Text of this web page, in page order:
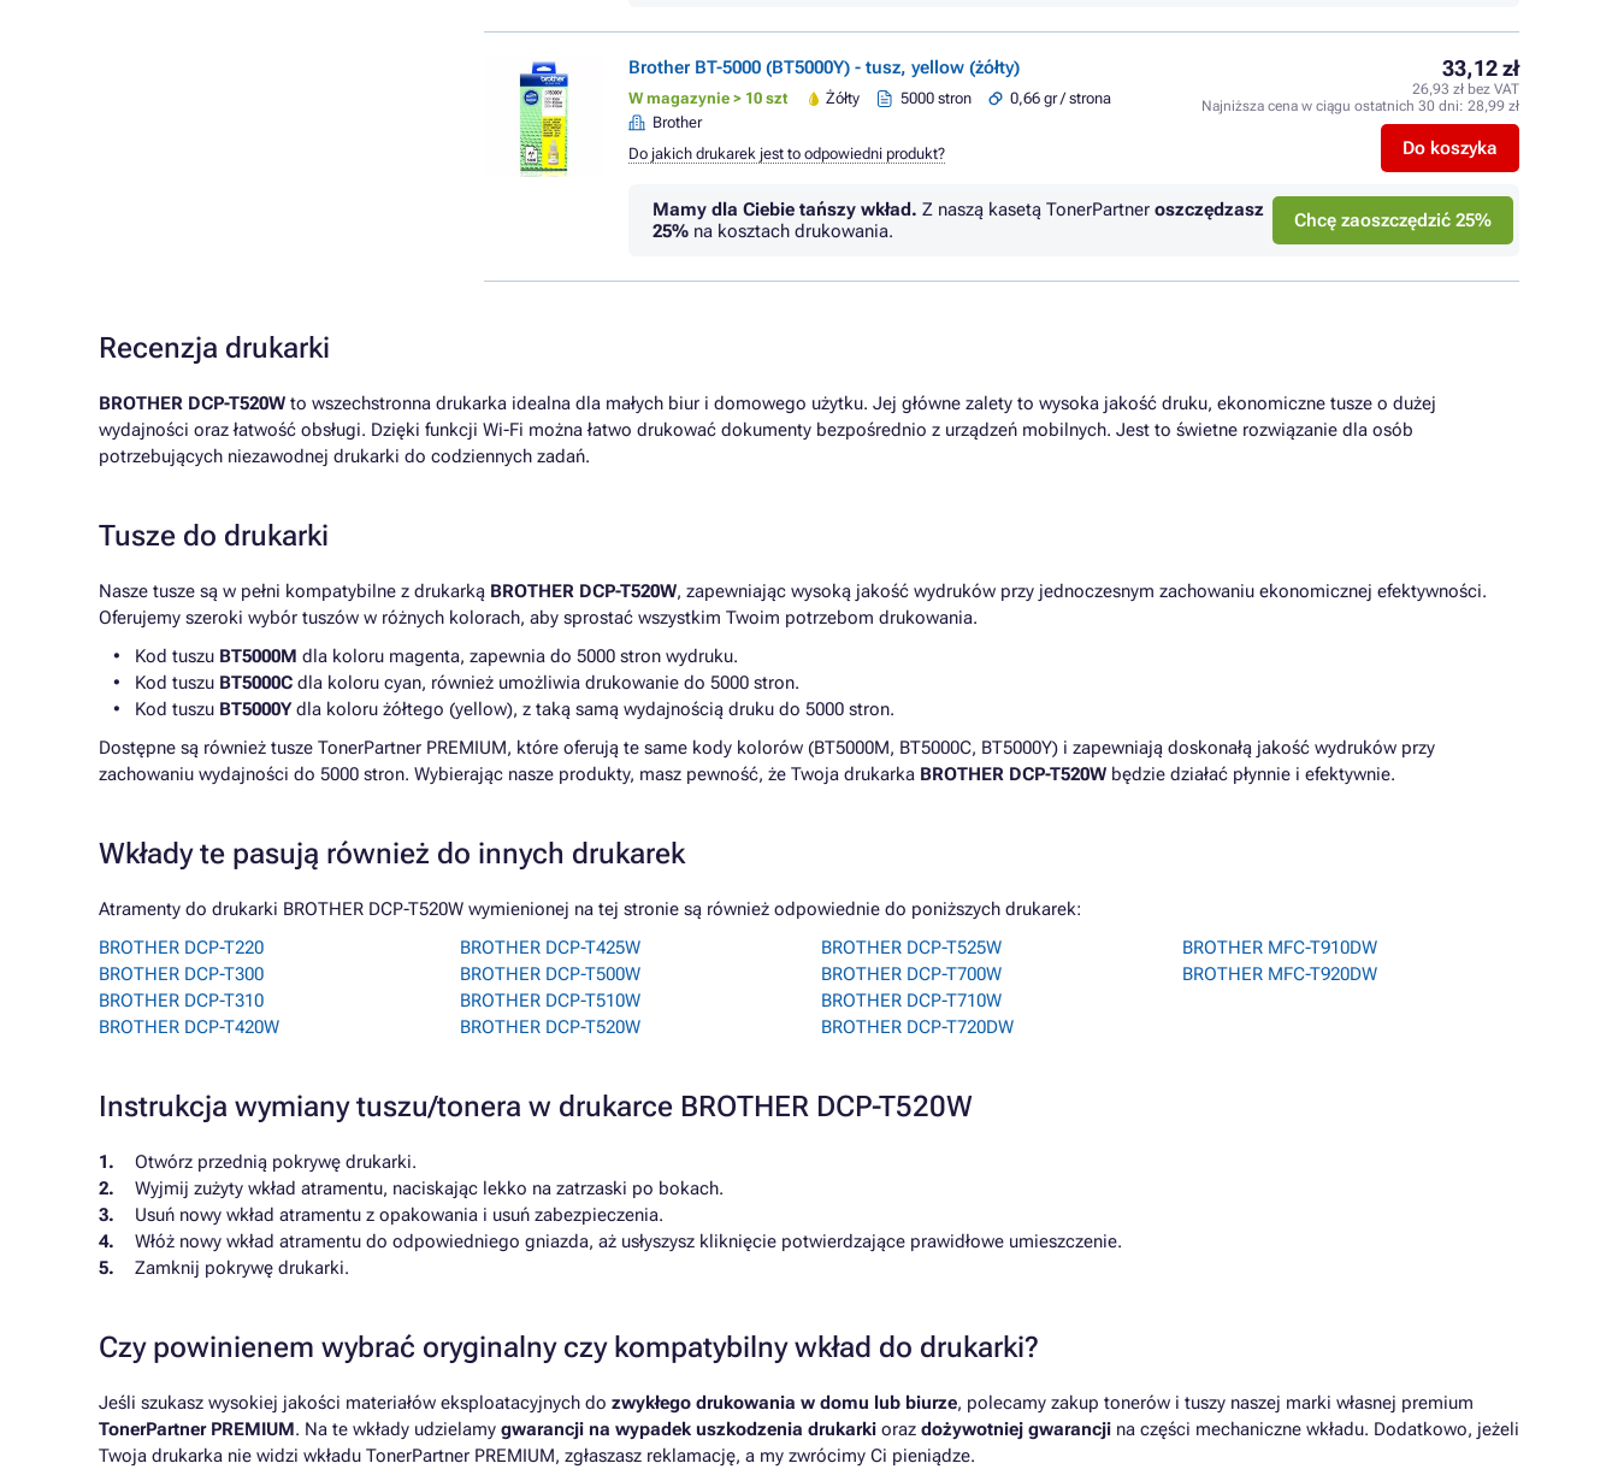
Brother BT-5000 (BT5000Y) - tusz, yellow (żółty)
W magazynie > 10 szt Żółty 5000 stron
0,66 gr / strona
Brother
33,12 zł
26,93 zł bez VAT
Najniższa cena w ciągu ostatnich 30 dni: 28,99 zł
Do koszyka
Do jakich drukarek jest to odpowiedni produkt?
Mamy dla Ciebie tańszy wkład. Z naszą kasetą TonerPartner oszczędzasz
25% na kosztach drukowania. Chcę zaoszczędzić 25%
Recenzja drukarki
BROTHER DCP-T520W to wszechstronna drukarka idealna dla małych biur i domowego użytku. Jej główne zalety to wysoka jakość druku, ekonomiczne tusze o dużej
wydajności oraz łatwość obsługi. Dzięki funkcji Wi-Fi można łatwo drukować dokumenty bezpośrednio z urządzeń mobilnych. Jest to świetne rozwiązanie dla osób
potrzebujących niezawodnej drukarki do codziennych zadań.
Tusze do drukarki
Nasze tusze są w pełni kompatybilne z drukarką BROTHER DCP-T520W, zapewniając wysoką jakość wydruków przy jednoczesnym zachowaniu ekonomicznej efektywności.
Oferujemy szeroki wybór tuszów w różnych kolorach, aby sprostać wszystkim Twoim potrzebom drukowania.
Kod tuszu BT5000M dla koloru magenta, zapewnia do 5000 stron wydruku.
Kod tuszu BT5000C dla koloru cyan, również umożliwia drukowanie do 5000 stron.
Kod tuszu BT5000Ydla koloru żółtego (yellow), z taką samą wydajnością druku do 5000 stron.
Dostępne są również tusze TonerPartner PREMIUM, które oferują te same kody kolorów (BT5000M, BT5000C, BT5000Y) i zapewniają doskonałą jakość wydruków przy
zachowaniu wydajności do 5000 stron. Wybierając nasze produkty, masz pewność, że Twoja drukarka BROTHER DCP-T520W będzie działać płynnie i efektywnie.
Wkłady te pasują również do innych drukarek
Atramenty do drukarki BROTHER DCP-T520W wymienionej na tej stronie są również odpowiednie do poniższych drukarek:
BROTHER DCP-T220
BROTHER DCP-T300
BROTHER DCP-T310
BROTHER DCP-T420W
BROTHER DCP-T425W
BROTHER DCP-T500W
BROTHER DCP-T510W
BROTHER DCP-T520W
BROTHER DCP-T525W
BROTHER DCP-T700W
BROTHER DCP-T710W
BROTHER DCP-T720DW
BROTHER MFC-T910DW
BROTHER MFC-T920DW
Instrukcja wymiany tuszu/tonera w drukarce BROTHER DCP-T520W
Otwórz przednią pokrywę drukarki.
Wyjmij zużyty wkład atramentu, naciskając lekko na zatrzaski po bokach.
Usuń nowy wkład atramentu z opakowania i usuń zabezpieczenia.
Włóż nowy wkład atramentu do odpowiedniego gniazda, aż usłyszysz kliknięcie potwierdzające prawidłowe umieszczenie.
Zamknij pokrywę drukarki.
Czy powinienem wybrać oryginalny czy kompatybilny wkład do drukarki?
Jeśli szukasz wysokiej jakości materiałów eksploatacyjnych do zwykłego drukowania w domu lub biurze, polecamy zakup tonerów i tuszy naszej marki własnej premium
TonerPartner PREMIUM. Na te wkłady udzielamy gwarancji na wypadek uszkodzenia drukarki oraz dożywotniej gwarancji na części mechaniczne wkładu. Dodatkowo, jeżeli
Twoja drukarka nie widzi wkładu TonerPartner PREMIUM, zgłaszasz reklamację, a my zwrócimy Ci pieniądze.